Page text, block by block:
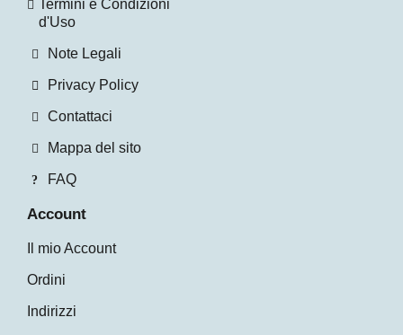
Termini e Condizioni
d'Uso
Note Legali
Privacy Policy
Contattaci
Mappa del sito
FAQ
Account
Il mio Account
Ordini
Indirizzi